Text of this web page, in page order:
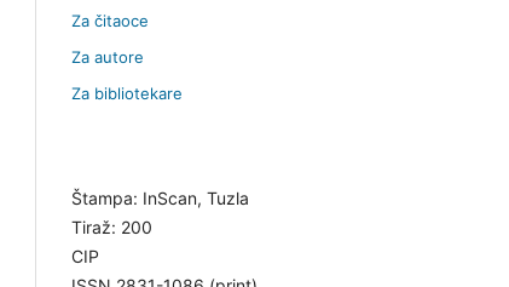
Za čitaoce
Za autore
Za bibliotekare
Štampa: InScan, Tuzla
Tiraž: 200
CIP